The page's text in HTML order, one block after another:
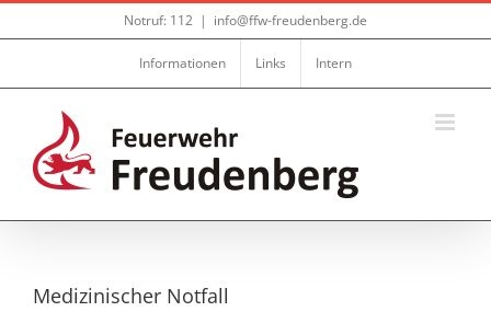
Zum
Notruf: 112 | info@ffw-freudenberg.de
Informationen Links Intern
Medizinischer Notfall